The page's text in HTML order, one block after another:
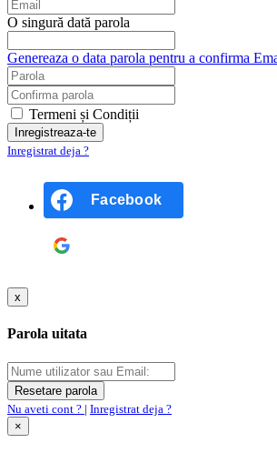
O singură dată parola
Genereaza o data parola pentru a confirma
Termeni și Condiții
Inregistrat deja ?
Facebook
x
Parola uitata
Nu aveti cont ? | Inregistrat deja ?
×